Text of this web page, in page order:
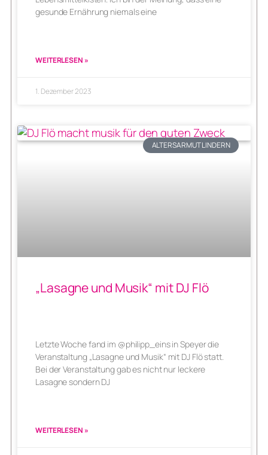
gesunde Ernährung niemals eine
WEITERLESEN »
1. Dezember 2023
ALTERSARMUT LINDERN
„Lasagne und Musik“ mit DJ Flö
Letzte Woche fand im @philipp_eins in Speyer die
Veranstaltung „Lasagne und Musik“ mit DJ Flö statt.
Bei der Veranstaltung gab es nicht nur leckere
Lasagne sondern DJ
WEITERLESEN »